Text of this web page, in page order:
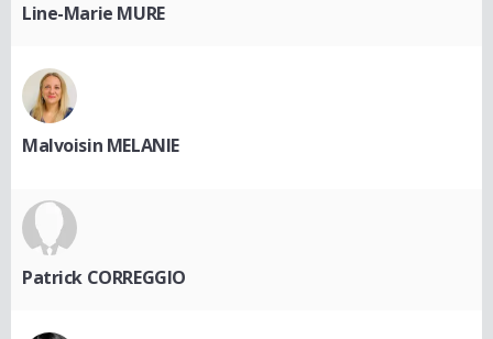
Line-Marie MURE
Malvoisin MELANIE
Patrick CORREGGIO